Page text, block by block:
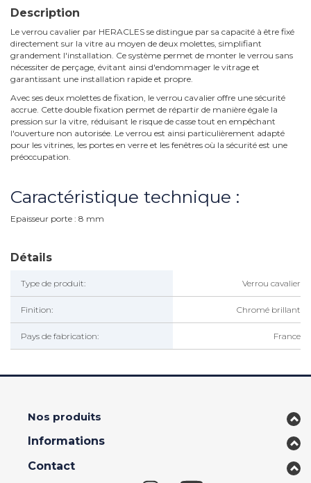
Description
Le verrou cavalier par HERACLES se distingue par sa capacité à être fixé
directement sur la vitre au moyen de deux molettes, simplifiant
grandement l'installation. Ce système permet de monter le verrou sans
nécessiter de perçage, évitant ainsi d'endommager le vitrage et
garantissant une installation rapide et propre.
Avec ses deux molettes de fixation, le verrou cavalier offre une sécurité
accrue. Cette double fixation permet de répartir de manière égale la
pression sur la vitre, réduisant le risque de casse tout en empêchant
l'ouverture non autorisée. Le verrou est ainsi particulièrement adapté
pour les vitrines, les portes en verre et les fenêtres où la sécurité est une
préoccupation.
Caractéristique technique :
Epaisseur porte : 8 mm
Détails
Type de produit: Verrou cavalier
Finition: Chromé brillant
Pays de fabrication: France
Nos produits
Informations
Contact